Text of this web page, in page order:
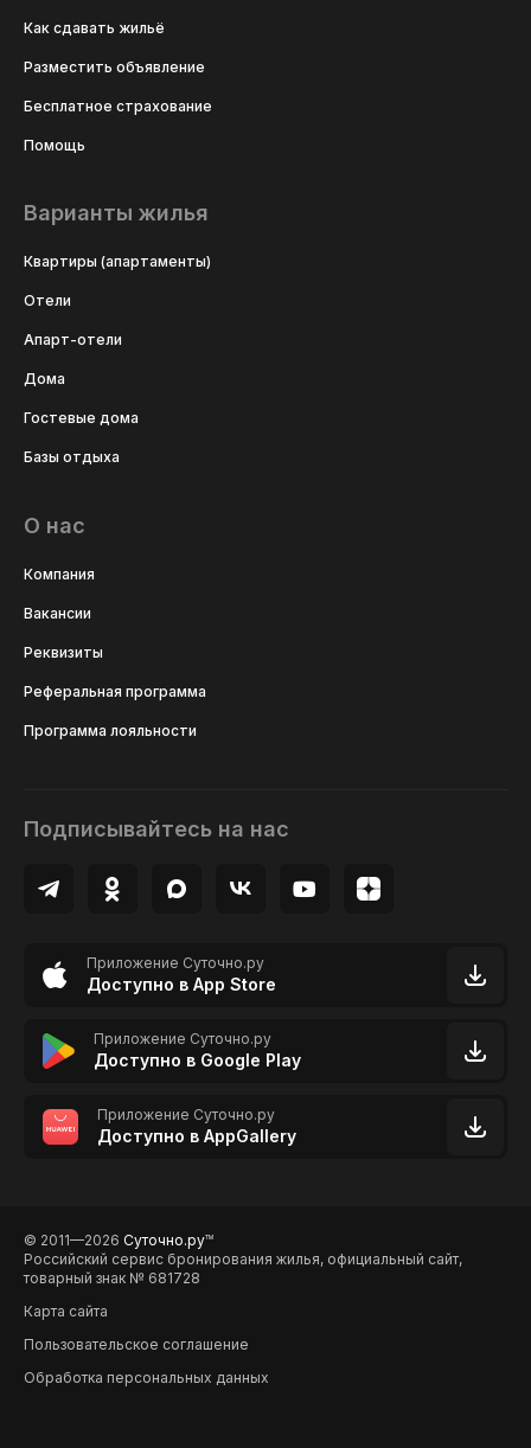
Как сдавать жильё
Разместить объявление
Бесплатное страхование
Помощь
Варианты жилья
Квартиры (апартаменты)
Отели
Апарт-отели
Дома
Гостевые дома
Базы отдыха
О нас
Компания
Вакансии
Реквизиты
Реферальная программа
Программа лояльности
Подписывайтесь на нас
Приложение Суточно.ру
Доступно в App Store
Приложение Суточно.ру
Доступно в Google Play
Приложение Суточно.ру
Доступно в AppGallery
© 2011—2026 Суточно.руTM
Российский сервис бронирования жилья, официальный сайт,
товарный знак № 681728
Карта сайта
Пользовательское соглашение
Обработка персональных данных